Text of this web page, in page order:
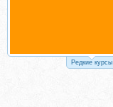
Редкие курсы